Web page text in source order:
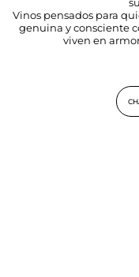
Vinos pensados para
genuina y consciente
viven en